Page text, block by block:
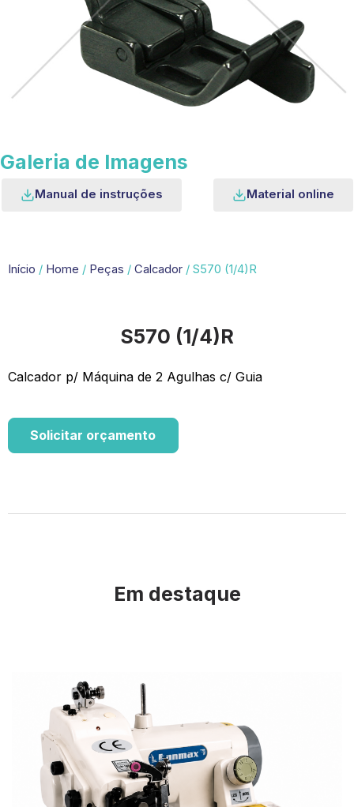
Galeria de Imagens
Manual de instruções Material online
Início / Home / Peças / Calcador / S570 (1/4)R
S570 (1/4)R
Calcador p/ Máquina de 2 Agulhas c/ Guia
Solicitar orçamento
Em destaque